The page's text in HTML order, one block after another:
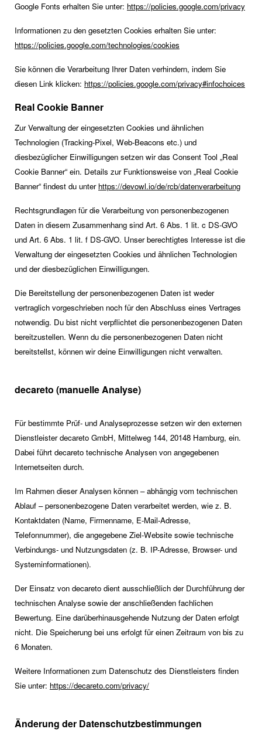
Google Fonts erhalten Sie unter: https://policies.google.com/privacy
Informationen zu den gesetzten Cookies erhalten Sie unter:
https://policies.google.com/technologies/cookies
Sie können die Verarbeitung Ihrer Daten verhindern, indem Sie
diesen Link klicken: https://policies.google.com/privacy#infochoices
Real Cookie Banner
Zur Verwaltung der eingesetzten Cookies und ähnlichen
Technologien (Tracking-Pixel, Web-Beacons etc.) und
diesbezüglicher Einwilligungen setzen wir das Consent Tool „Real
Cookie Banner“ ein. Details zur Funktionsweise von „Real Cookie
Banner“ findest du unter https://devowl.io/de/rcb/datenverarbeitung
Rechtsgrundlagen für die Verarbeitung von personenbezogenen
Daten in diesem Zusammenhang sind Art. 6 Abs. 1 lit. c DS-GVO
und Art. 6 Abs. 1 lit. f DS-GVO. Unser berechtigtes Interesse ist die
Verwaltung der eingesetzten Cookies und ähnlichen Technologien
und der diesbezüglichen Einwilligungen.
Die Bereitstellung der personenbezogenen Daten ist weder
vertraglich vorgeschrieben noch für den Abschluss eines Vertrages
notwendig. Du bist nicht verpflichtet die personenbezogenen Daten
bereitzustellen. Wenn du die personenbezogenen Daten nicht
bereitstellst, können wir deine Einwilligungen nicht verwalten.
decareto (manuelle Analyse)
Für bestimmte Prüf- und Analyseprozesse setzen wir den externen
Dienstleister decareto GmbH, Mittelweg 144, 20148 Hamburg, ein.
Dabei führt decareto technische Analysen von angegebenen
Internetseiten durch.
Im Rahmen dieser Analysen können – abhängig vom technischen
Ablauf – personenbezogene Daten verarbeitet werden, wie z. B.
Kontaktdaten (Name, Firmenname, E-Mail-Adresse,
Telefonnummer), die angegebene Ziel-Website sowie technische
Verbindungs- und Nutzungsdaten (z. B. IP-Adresse, Browser- und
Systeminformationen).
Der Einsatz von decareto dient ausschließlich der Durchführung der
technischen Analyse sowie der anschließenden fachlichen
Bewertung. Eine darüberhinausgehende Nutzung der Daten erfolgt
nicht. Die Speicherung bei uns erfolgt für einen Zeitraum von bis zu
6 Monaten.
Weitere Informationen zum Datenschutz des Dienstleisters finden
Sie unter: https://decareto.com/privacy/
Änderung der Datenschutzbestimmungen